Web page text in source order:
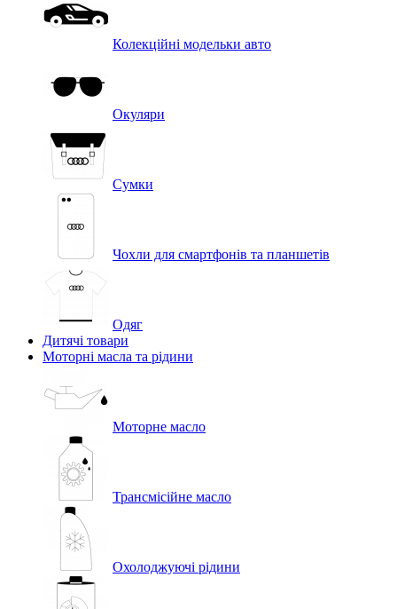
Колекційні модельки авто
Окуляри
Сумки
Чохли для смартфонів та планшетів
Одяг
Дитячі товари
Моторні масла та рідини
Моторне масло
Трансмісійне масло
Охолоджуючі рідини